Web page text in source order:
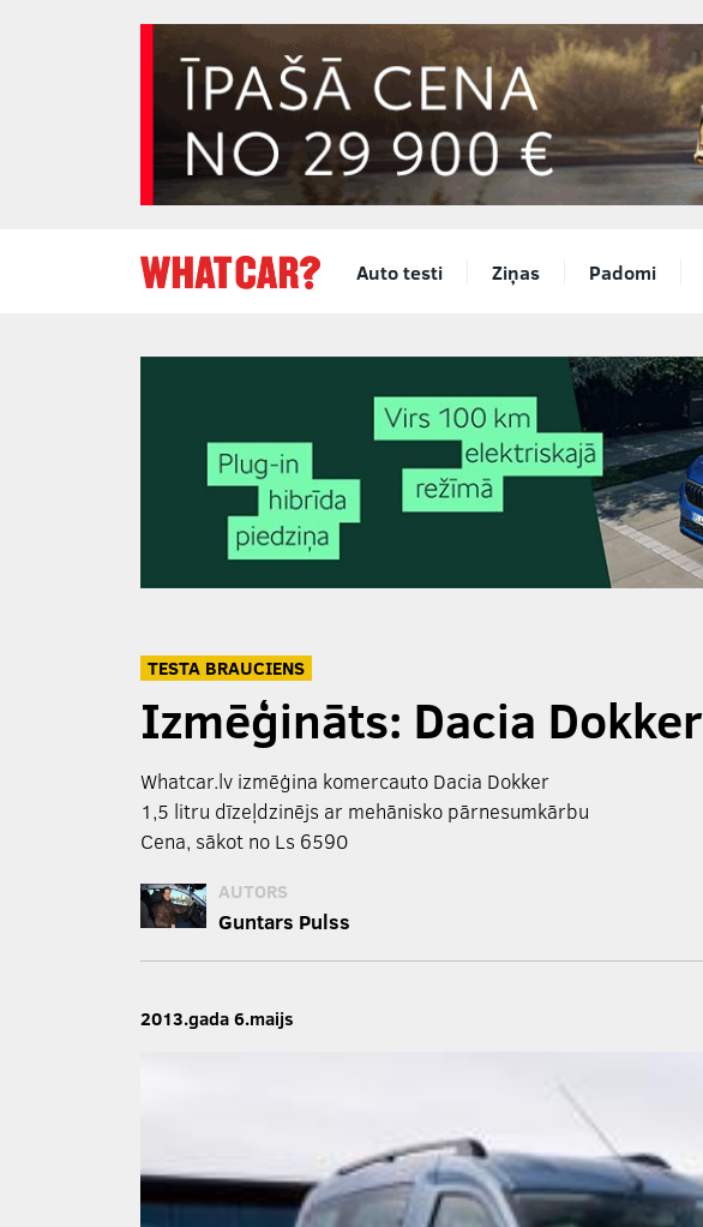
Auto testi Ziņas Padomi
TESTA BRAUCIENS
Izmēģināts: Dacia Dokker
Whatcar.lv izmēģina komercauto Dacia Dokker
1,5 litru dīzeļdzinējs ar mehānisko pārnesumkārbu
Cena, sākot no Ls 6590
AUTORS
Guntars Pulss
2013.gada 6.maijs